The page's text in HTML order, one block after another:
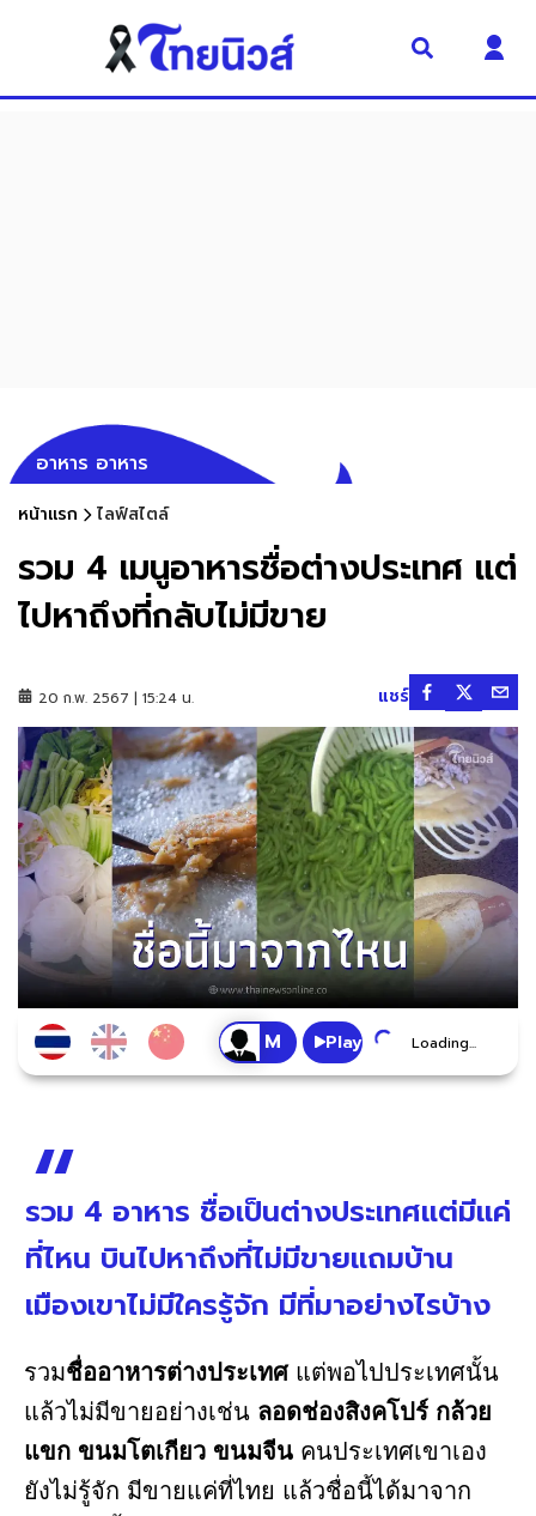
อาหาร อาหาร
หน้าแรก ไลฟ์สไตล์
รวม 4 เมนูอาหารชื่อต่างประเทศ แต่
ไปหาถึงที่กลับไม่มีขาย
20 ก.พ. 2567 | 15:24 น. แชร์
Play Loading...
รวม 4 อาหาร ชื่อเป็นต่างประเทศแต่มีแค่
ที่ไหน บินไปหาถึงที่ไม่มีขายแถมบ้าน
เมืองเขาไม่มีใครรู้จัก มีที่มาอย่างไรบ้าง
รวมชื่ออาหารต่างประเทศแต่พอไปประเทศนั้น
แล้วไม่มีขายอย่างเช่น ลอดช่องสิงคโปร์ กล้วย
แขก ขนมโตเกียว ขนมจีน คนประเทศเขาเอง
ยังไม่รู้จัก มีขายแค่ที่ไทย แล้วชื่อนี้ได้มาจาก